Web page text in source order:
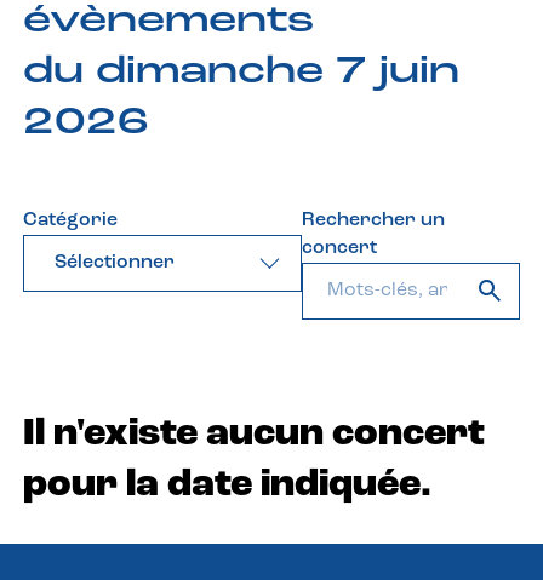
évènements
du dimanche 7 juin
2026
Catégorie
Sélectionner
Rechercher un
concert
Il n'existe aucun concert
pour la date indiquée.